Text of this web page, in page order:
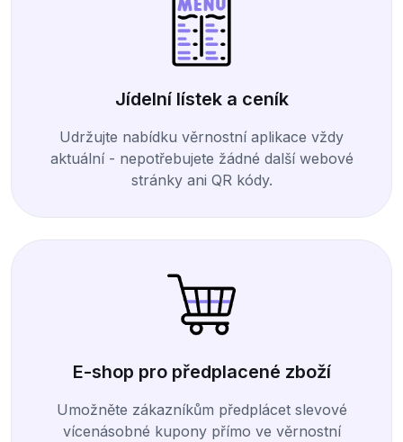
Jídelní lístek a ceník
Udržujte nabídku věrnostní aplikace vždy
aktuální - nepotřebujete žádné další webové
stránky ani QR kódy.
E-shop pro předplacené zboží
Umožněte zákazníkům předplácet slevové
vícenásobné kupony přímo ve věrnostní